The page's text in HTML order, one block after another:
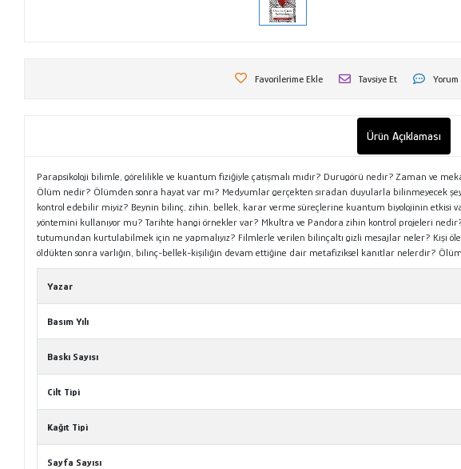
Favorilerime Ekle Tavsiye Et Yorum
Ürün Açıklaması
Parapsikoloji bilimle, görelilikle ve kuantum fiziğiyle çatışmalı mıdır? Durugörü nedir? Zaman ve
Ölüm nedir? Ölümden sonra hayat var mı? Medyumlar gerçekten sıradan duyularla bilinmeyecek
kontrol edebilir miyiz? Beynin bilinç, zihin, bellek, karar verme süreçlerine kuantum biyolojinin etkisi
yöntemini kullanıyor mu? Tarihte hangi örnekler var? Mkultra ve Pandora zihin kontrol projeleri
tutumundan kurtulabilmek için ne yapmalıyız? Filmlerle verilen bilinçaltı gizli mesajlar neler? Kişi
öldükten sonra varlığın, bilinç-bellek-kişiliğin devam ettiğine dair metafiziksel kanıtlar nelerdir?
Yazar
Basım Yılı
Baskı Sayısı
Cilt Tipi
Kağıt Tipi
Sayfa Sayısı